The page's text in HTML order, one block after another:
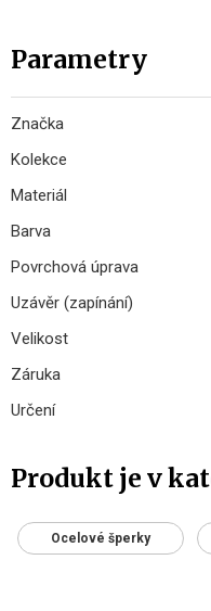
Parametry
Značka
Kolekce
Materiál
Barva
Povrchová úprava
Uzávěr (zapínání)
Velikost
Záruka
Určení
Produkt je v
Ocelové šperky